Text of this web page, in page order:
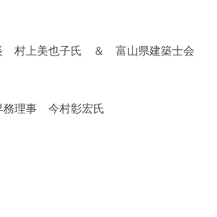
村上美也子氏 ＆ 富山県建築士会
務理事 今村彰宏氏